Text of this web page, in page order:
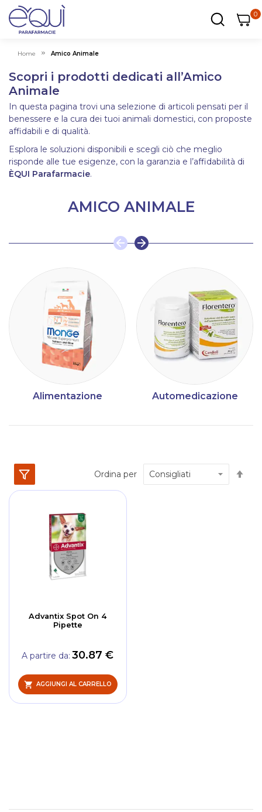
00
Home Amico Animale
Scopri i prodotti dedicati all’Amico
Animale
In questa pagina trovi una selezione di articoli pensati per il
benessere e la cura dei tuoi animali domestici, con proposte
affidabili e di qualità.
Esplora le soluzioni disponibili e scegli ciò che meglio
risponde alle tue esigenze, con la garanzia e l’affidabilità di
ÈQUI Parafarmacie.
AMICO ANIMALE
Alimentazione Automedicazione
Ordina per
Advantix Spot On 4
Pipette
A partire da 30.87 €
AGGIUNGI AL CARRELLO